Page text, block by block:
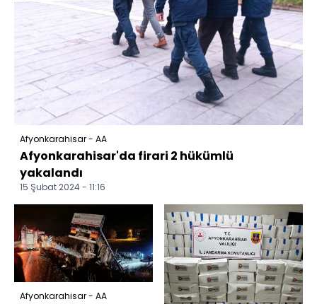
Afyonkarahisar - AA
Afyonkarahisar'da firari 2 hükümlü
yakalandı
15 Şubat 2024 - 11:16
Afyonkarahisar - AA